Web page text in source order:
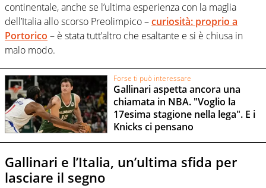
continentale, anche se l’ultima esperienza con la maglia
dell’Italia allo scorso Preolimpico –curiosità: proprio a
Portorico – è stata tutt’altro che esaltante e si è chiusa in
malo modo.
Forse ti può interessare
Gallinari aspetta ancora una
chiamata in NBA. "Voglio la
17esima stagione nella lega". E i
Knicks ci pensano
Gallinari e l’Italia, un’ultima sfida per
lasciare il segno